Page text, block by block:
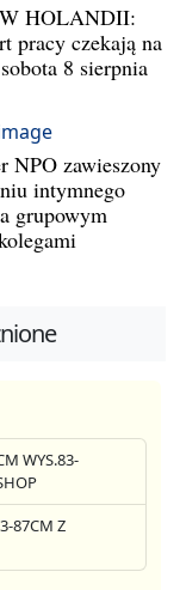
HOLANDII:
pracy czekają na
8 sierpnia
NPO zawieszony
intymnego
grupowym
WYS.83-
87CM Z